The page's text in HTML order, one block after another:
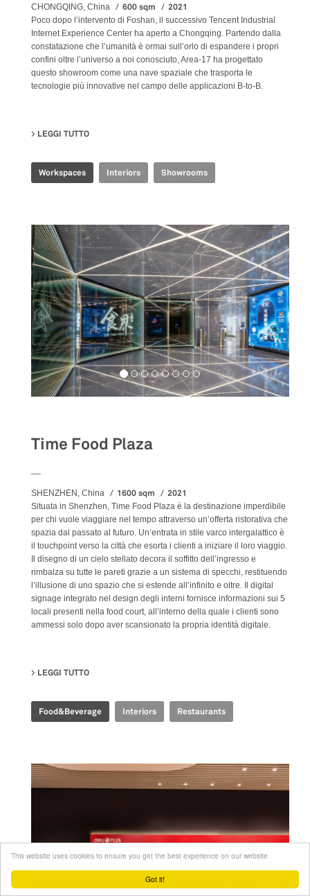
Got it!
This website uses cookies to ensure you get the best experience on our website
CHONGQING, China 600 sqm 2021
Poco dopo l’intervento di Foshan, il successivo Tencent Industrial
Internet Experience Center ha aperto a Chongqing. Partendo dalla
constatazione che l’umanità è ormai sull’orlo di espandere i propri
confini oltre l’universo a noi conosciuto, Area-17 ha progettato
questo showroom come una nave spaziale che trasporta le
tecnologie più innovative nel campo delle applicazioni B-to-B.
LEGGI TUTTO
Workspaces Interiors Showrooms
Time Food Plaza
SHENZHEN, China 1600 sqm 2021
Situata in Shenzhen, Time Food Plaza è la destinazione imperdibile
per chi vuole viaggiare nel tempo attraverso un’offerta ristorativa che
spazia dal passato al futuro. Un’entrata in stile varco intergalattico è
il touchpoint verso la città che esorta i clienti a iniziare il loro viaggio.
Il disegno di un cielo stellato decora il soffitto dell’ingresso e
rimbalza su tutte le pareti grazie a un sistema di specchi, restituendo
l’illusione di uno spazio che si estende all’infinito e oltre. Il digital
signage integrato nel design degli interni fornisce informazioni sui 5
locali presenti nella food court, all’interno della quale i clienti sono
ammessi solo dopo aver scansionato la propria identità digitale.
LEGGI TUTTO
Food&Beverage Interiors Restaurants